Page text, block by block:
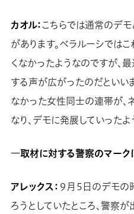
カオル：こちらでは通常のデ
があります。ベラルーシでは
くなかったようなのですが、
する声が広がったのだといい
なかった女性同士の連帯が、
なり、デモに発展していったよ
―取材に対する警察のマーク
アレックス： ９月５日のデモ
ろうとしていたところ、警察